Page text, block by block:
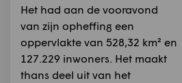
Het had aan de vooravond
van zijn opheffing een
oppervlakte van 528,32 km² en
127.229 inwoners. Het maakt
thans deel uit van het